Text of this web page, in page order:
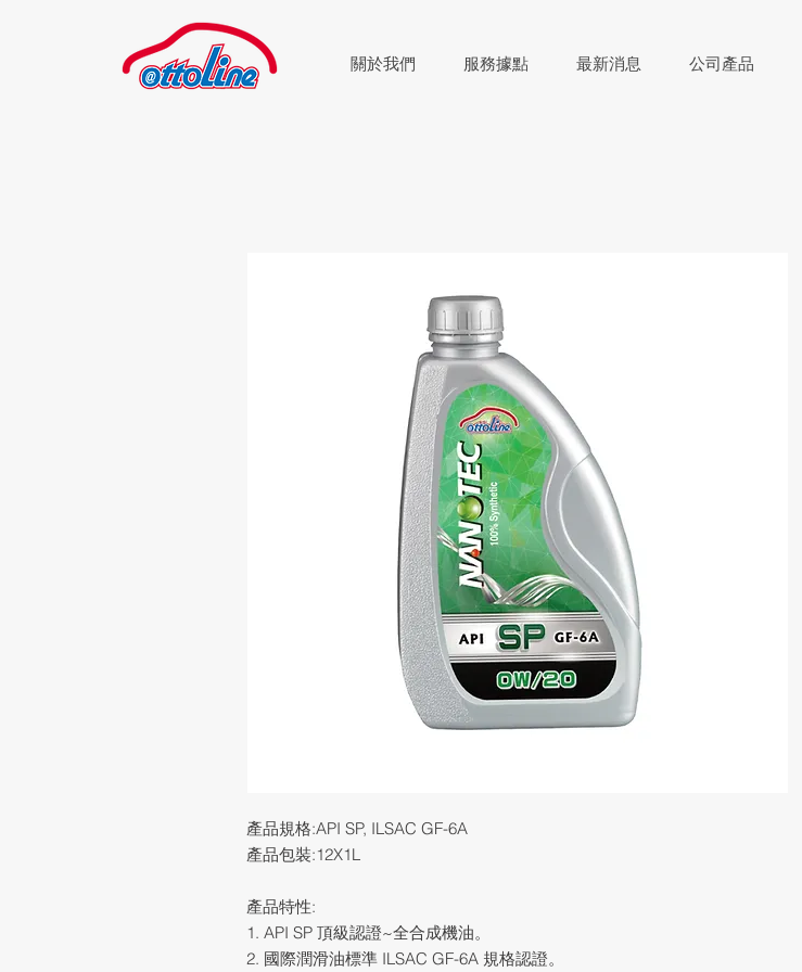
關於我們 服務據點 最新消息 公司產品
產品規格:API SP, ILSAC GF-6A
產品包裝:12X1L
產品特性:
1. API SP 頂級認證~全合成機油。
2. 國際潤滑油標準 ILSAC GF-6A 規格認證。